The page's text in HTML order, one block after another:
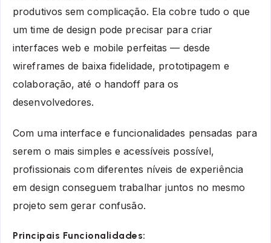
produtivos sem complicação. Ela cobre tudo o que
um time de design pode precisar para criar
interfaces web e mobile perfeitas — desde
wireframes de baixa fidelidade, prototipagem e
colaboração, até o handoff para os
desenvolvedores.
Com uma interface e funcionalidades pensadas para
serem o mais simples e acessíveis possível,
profissionais com diferentes níveis de experiência
em design conseguem trabalhar juntos no mesmo
projeto sem gerar confusão.
Principais Funcionalidades: